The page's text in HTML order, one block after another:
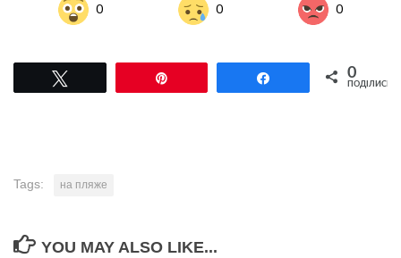
0 0 0
Поділитися0
ПОДІЛИСЬ
Tags: на пляже
YOU MAY ALSO LIKE...